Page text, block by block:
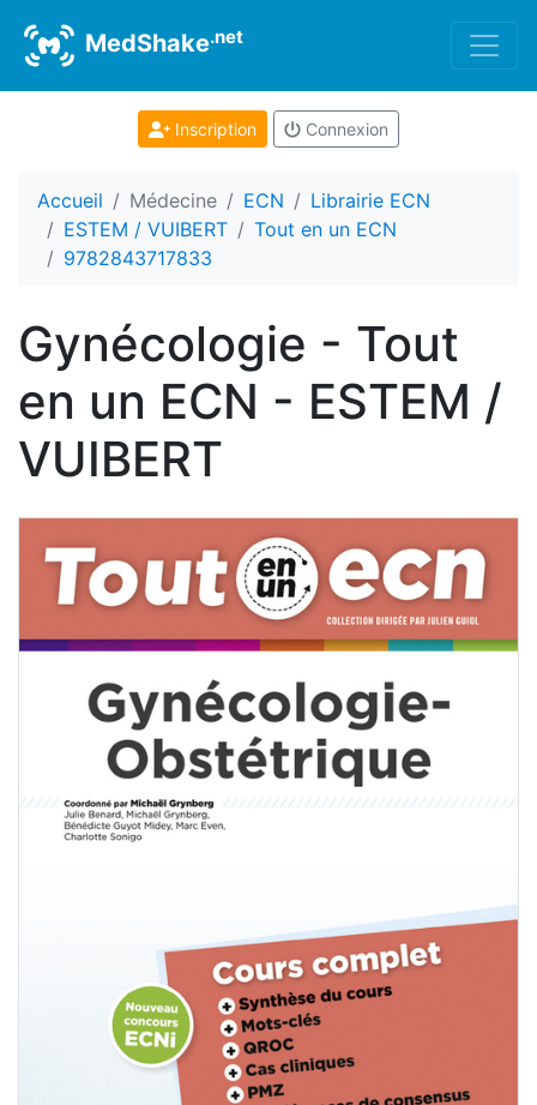
MedShake.net
Inscription Connexion
Accueil Médecine ECN
Librairie ECN
ESTEM / VUIBERT
Tout en un ECN
9782843717833
Gynécologie - Tout
en un ECN - ESTEM /
VUIBERT